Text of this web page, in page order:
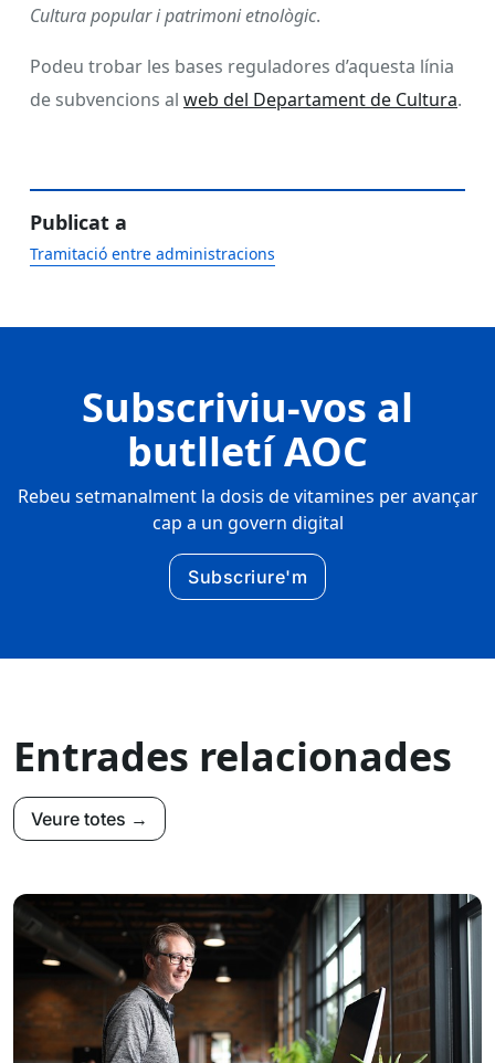
Cultura popular i patrimoni etnològic.
Podeu trobar les bases reguladores d’aquesta línia
de subvencions al web del Departament de Cultura.
Publicat a
Tramitació entre administracions
Subscriviu-vos al
butlletí AOC
Rebeu setmanalment la dosis de vitamines per avançar
cap a un govern digital
Subscriure'm
Entrades relacionades
Veure totes →